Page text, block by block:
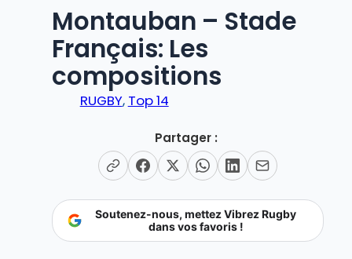
Montauban – Stade
Français: Les
compositions
RUGBY, Top 14
Partager :
Soutenez-nous, mettez Vibrez Rugby
dans vos favoris !